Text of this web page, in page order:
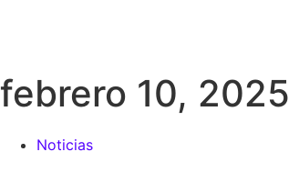
febrero 10, 2025
Noticias